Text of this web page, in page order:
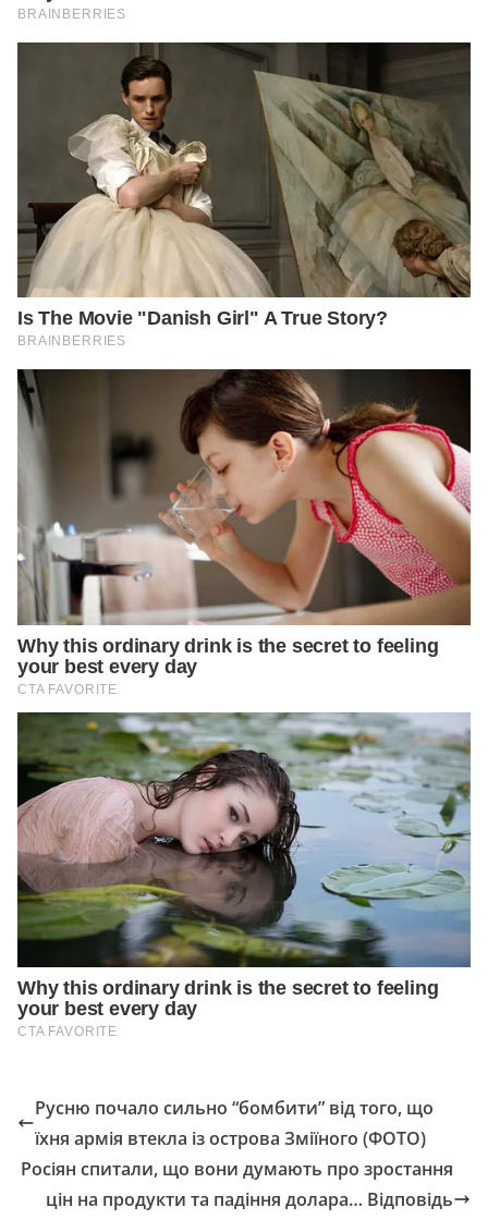
Русню почало сильно “бомбити” від того, що
їхня армія втекла із острова Зміїного (ФОТО)
Росіян спитали, що вони думають про зростання
цін на продукти та падіння долара… Відповідь